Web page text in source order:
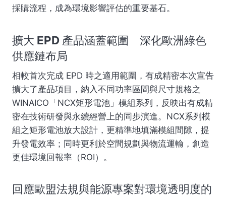
採購流程，成為環境影響評估的重要基石。
擴大 EPD 產品涵蓋範圍 深化歐洲綠色
供應鏈布局
相較首次完成 EPD 時之適用範圍，有成精密本次宣告
擴大了產品項目，納入不同功率區間與尺寸規格之
WINAICO「NCX矩形電池」模組系列，反映出有成精
密在技術研發與永續經營上的同步演進。NCX系列模
組之矩形電池放大設計，更精準地填滿模組間隙，提
升發電效率；同時更利於空間規劃與物流運輸，創造
更佳環境回報率（ROI）。
回應歐盟法規與能源專案對環境透明度的